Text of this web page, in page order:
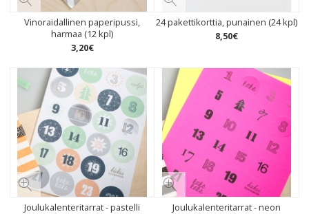
Vinoraidallinen paperipussi,
harmaa (12 kpl)
3,20€
24 pakettikorttia, punainen (24 kpl)
8,50€
Joulukalenteritarrat - pastelli
Joulukalenteritarrat - neon